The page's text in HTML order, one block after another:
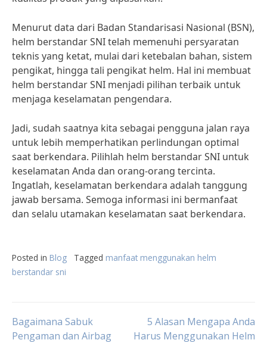
Menurut data dari Badan Standarisasi Nasional (BSN),
helm berstandar SNI telah memenuhi persyaratan
teknis yang ketat, mulai dari ketebalan bahan, sistem
pengikat, hingga tali pengikat helm. Hal ini membuat
helm berstandar SNI menjadi pilihan terbaik untuk
menjaga keselamatan pengendara.
Jadi, sudah saatnya kita sebagai pengguna jalan raya
untuk lebih memperhatikan perlindungan optimal
saat berkendara. Pilihlah helm berstandar SNI untuk
keselamatan Anda dan orang-orang tercinta.
Ingatlah, keselamatan berkendara adalah tanggung
jawab bersama. Semoga informasi ini bermanfaat
dan selalu utamakan keselamatan saat berkendara.
Posted in Blog Tagged manfaat menggunakan helm
berstandar sni
Post
Bagaimana Sabuk
Pengaman dan Airbag
5 Alasan Mengapa Anda
Harus Menggunakan Helm